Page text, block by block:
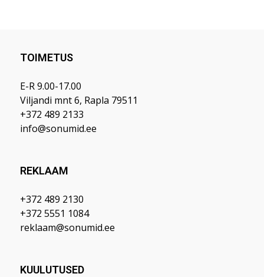
TOIMETUS
E-R 9.00-17.00
Viljandi mnt 6, Rapla 79511
+372 489 2133
info@sonumid.ee
REKLAAM
+372 489 2130
+372 5551 1084
reklaam@sonumid.ee
KUULUTUSED